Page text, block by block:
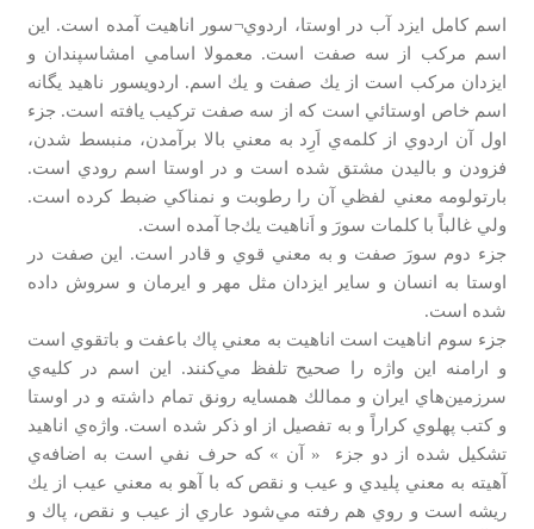
اسم كامل ايزد آب در اوستا، اردوي¬سور اناهيت آمده است. اين
اسم مركب از سه صفت است. معمولا اسامي امشاسپندان و
ايزدان مركب است از يك صفت و يك اسم. اردويسور ناهيد يگانه
اسم خاص اوستائي است كه از سه صفت تركيب يافته است. جزء
اول آن اردوي از كلمه‌ي اَرِد به معني بالا برآمدن، منبسط شدن،
فزودن و باليدن مشتق شده است و در اوستا اسم رودي است.
بارتولومه معني لفظي آن را رطوبت و نمناكي ضبط كرده است.
ولي غالباً با كلمات سورَ و اَناهيت يك‌جا آمده است.
جزء دوم سورَ صفت و به معني قوي و قادر است. اين صفت در
اوستا به انسان و ساير ايزدان مثل مهر و ايرمان و سروش داده
شده است.
جزء سوم اناهيت است اناهيت به معني پاك باعفت و باتقوي است
و ارامنه اين واژه را صحيح تلفظ مي‌كنند. این اسم در كليه‌ي
سرزمين‌هاي ايران و ممالك همسايه رونق تمام داشته و در اوستا
و كتب پهلوي كراراً و به تفصيل از او ذكر شده است. واژه‌ي اناهيد
تشكيل شده از دو جزء « آن » كه حرف نفي است به اضافه‌ي
آهيته به معني پليدي و عيب و نقص كه با آهو به معني عيب از يك
ريشه است و روي هم رفته مي‌شود عاري از عيب و نقص، پاك و